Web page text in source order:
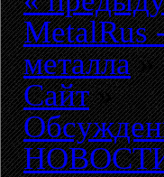
MetalRus
металла»
Сайт»
НОВОСТИ